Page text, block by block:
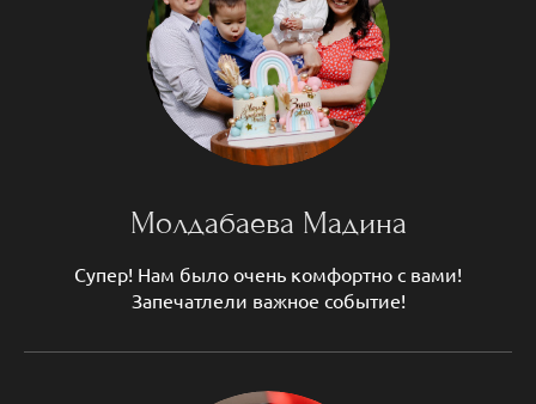
Молдабаева Мадина
Супер! Нам было очень комфортно с вами!
Запечатлели важное событие!